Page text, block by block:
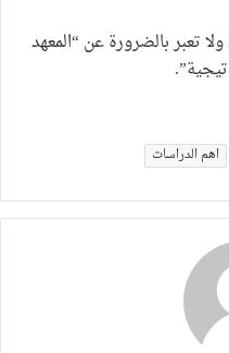
ولا تعبر بالضرورة عن “المعهد
اهم الدراسات